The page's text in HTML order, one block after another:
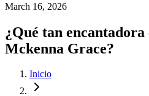
March 16, 2026
¿Qué tan encantadora
Mckenna Grace?
Inicio